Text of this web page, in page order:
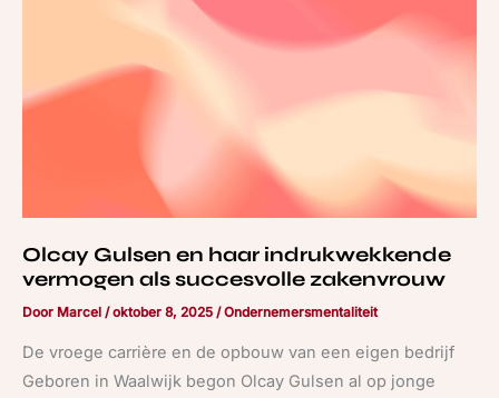
Olcay Gulsen en haar indrukwekkende
vermogen als succesvolle zakenvrouw
Door Marcel /oktober 8, 2025 /Ondernemersmentaliteit
De vroege carrière en de opbouw van een eigen bedrijf
Geboren in Waalwijk begon Olcay Gulsen al op jonge
indrukwekkende
succesvolle